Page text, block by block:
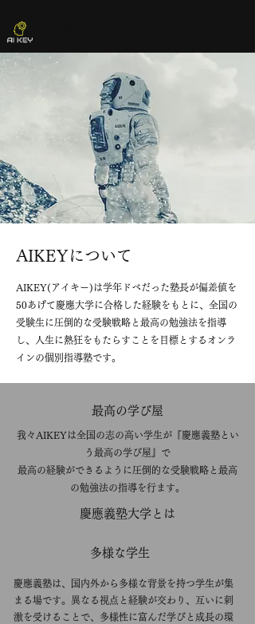
​AIKEYについて
AIKEY(アイキー)は学年ドベだった塾長が偏差値を
50あげて慶應大学に合格した経験をもとに、全国の
受験生に圧倒的な受験戦略と最高の勉強法を指導
し、人生に熱狂をもたらすことを目標とするオンラ
インの個別指導塾です。
​最高の学び屋
我々AIKEYは全国の志の高い学生が『慶應義塾とい
う最高の学び屋』で
最高の経験ができるように圧倒的な受験戦略と最高
の勉強法の指導を行ます。
​慶應義塾大学とは
​多様な学生
​慶應義塾は、国内外から多様な背景を持つ学生が集
まる場です。異なる視点と経験が交わり、互いに刺
激を受けることで、多様性に富んだ学びと成長の環